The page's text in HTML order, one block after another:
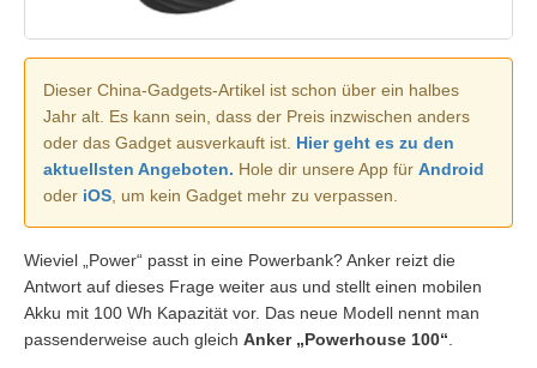
Dieser China-Gadgets-Artikel ist schon über ein halbes
Jahr alt. Es kann sein, dass der Preis inzwischen anders
oder das Gadget ausverkauft ist. Hier geht es zu den
aktuellsten Angeboten. Hole dir unsere App für Android
oder iOS , um kein Gadget mehr zu verpassen.
Wieviel „Power“ passt in eine Powerbank? Anker reizt die
Antwort auf dieses Frage weiter aus und stellt einen mobilen
Akku mit 100 Wh Kapazität vor. Das neue Modell nennt man
passenderweise auch gleich Anker „Powerhouse 100“